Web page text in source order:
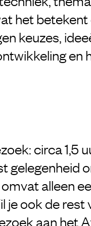
het
keuzes,
en
circa 1,5
gelegenheid
alleen
je ook de
aan het